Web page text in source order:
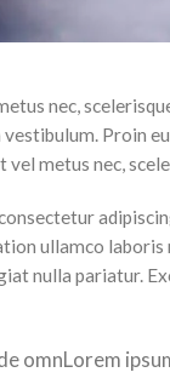
nec,
Proin
vel metus nec,
ullamco
nulla pariatur.
omnLorem